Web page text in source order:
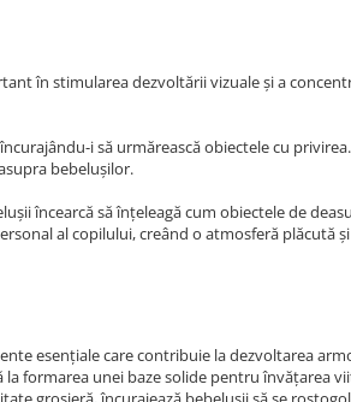
în stimularea dezvoltării vizuale și a
i să urmărească obiectele cu
bebelușilor.
încearcă să înțeleagă cum obiectele de
al copilului, creând o atmosferă plăcută și
esențiale care contribuie la dezvoltarea
formarea unei baze solide pentru învățarea